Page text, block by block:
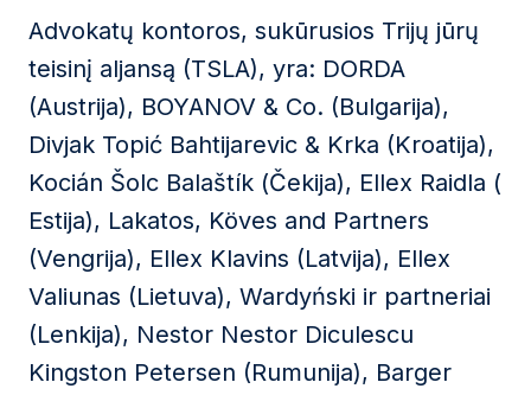
Advokatų kontoros, sukūrusios Trijų jūrų
teisinį aljansą (TSLA), yra: DORDA
(Austrija), BOYANOV & Co. (Bulgarija),
Divjak Topić Bahtijarevic & Krka (Kroatija),
Kocián Šolc Balaštík (Čekija), Ellex Raidla (
Estija), Lakatos, Köves and Partners
(Vengrija), Ellex Klavins (Latvija), Ellex
Valiunas (Lietuva), Wardyński ir partneriai
(Lenkija), Nestor Nestor Diculescu
Kingston Petersen (Rumunija), Barger